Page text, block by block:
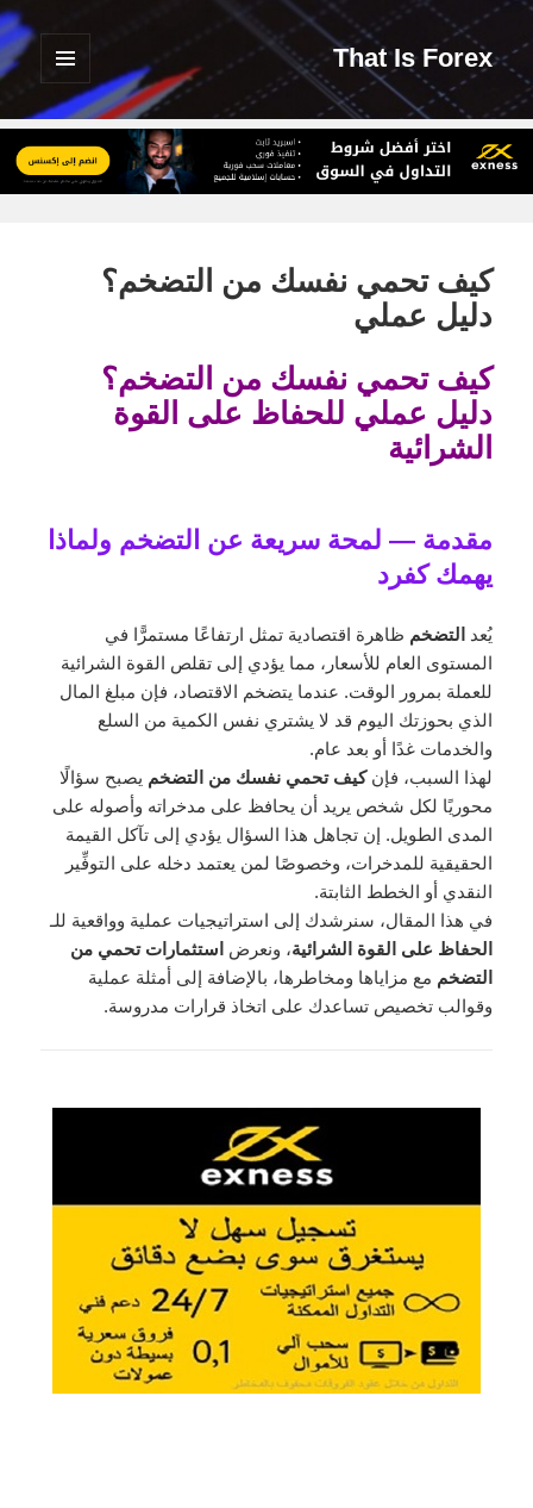
That Is Forex
القائمة
والودجات
كيف تحمي نفسك من التضخم؟
دليل عملي
كيف تحمي نفسك من التضخم؟
دليل عملي للحفاظ على القوة
الشرائية
مقدمة — لمحة سريعة عن التضخم ولماذا
يهمك كفرد
يُعد التضخم ظاهرة اقتصادية تمثل ارتفاعًا مستمرًّا في
المستوى العام للأسعار، مما يؤدي إلى تقلص القوة الشرائية
للعملة بمرور الوقت. عندما يتضخم الاقتصاد، فإن مبلغ المال
الذي بحوزتك اليوم قد لا يشتري نفس الكمية من السلع
والخدمات غدًا أو بعد عام.
لهذا السبب، فإنكيف تحمي نفسك من التضخم يصبح سؤالًا
محوريًا لكل شخص يريد أن يحافظ على مدخراته وأصوله على
المدى الطويل. إن تجاهل هذا السؤال يؤدي إلى تآكل القيمة
الحقيقية للمدخرات، وخصوصًا لمن يعتمد دخله على التوفِّير
النقدي أو الخطط الثابتة.
في هذا المقال، سنرشدك إلى استراتيجيات عملية وواقعية للـ
الحفاظ على القوة الشرائية، ونعرض استثمارات تحمي من
التضخم مع مزاياها ومخاطرها، بالإضافة إلى أمثلة عملية
وقوالب تخصيص تساعدك على اتخاذ قرارات مدروسة.